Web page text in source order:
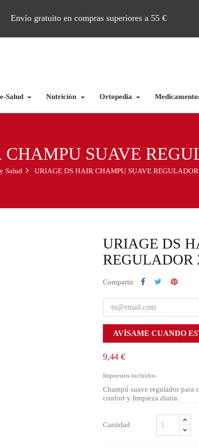
Envío gratuito en compras superiores a 55 €
Salud Nutrición Ortopedia
SUAVE
Salud URIAGE DS HAIR CHAMPU SUAVE
URIAGE DS
REGULADOR
Compartir
AVÍSAME CUANDO
9,44 €
Impuestos incluidos
Champú suave regulador para
confort y limpieza diaria.
Cantidad